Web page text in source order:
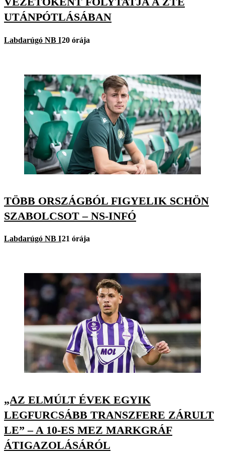
UTÁNPÓTLÁSÁBAN
Labdarúgó NB I20 órája
TÖBB ORSZÁGBÓL FIGYELIK SCHÖN
SZABOLCSOT – NS-INFÓ
Labdarúgó NB I21 órája
„AZ ELMÚLT ÉVEK EGYIK
LEGFURCSÁBB TRANSZFERE ZÁRULT
LE” – A 10-ES MEZ MARKGRÁF
ÁTIGAZOLÁSÁRÓL